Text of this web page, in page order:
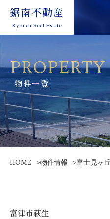
鋸南不動産
Kyonan Real Estate
toggle
鋸南不動産
Kyonan Real Estate
物件一覧
HOME >物件情報 >富士見ヶ
富津市萩生